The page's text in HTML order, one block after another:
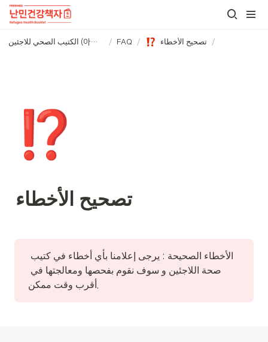
الكتيب الصحي للاجئين (아랍어) / FAQ / تصحيح الأخطاء /
⁉️
تصحيح الأخطاء
أقرب وقت ممكن.